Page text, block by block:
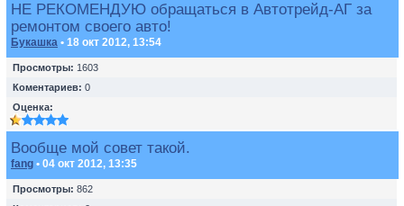
НЕ РЕКОМЕНДУЮ обращаться в Автотрейд-АГ за
ремонтом своего авто!
Букашка • 18 окт 2012, 13:54
Просмотры: 1603
Коментариев: 0
Оценка:
Вообще мой совет такой.
fang • 04 окт 2012, 13:35
Просмотры: 862